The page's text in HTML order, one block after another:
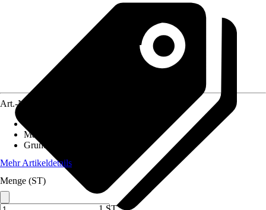
Art.-Nr.
Material
Grundfarbe
Mehr Artikeldetails
Menge (ST)